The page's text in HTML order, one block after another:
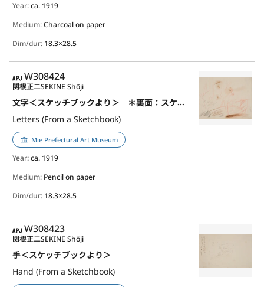
Year: ca. 1919
Medium:Charcoal on paper
Dim/dur: 18.3×28.5
APJ
W308424
文字＜スケッチブックより＞ ＊裏面：スケッチ
Letters (From a Sketchbook)
関根正二SEKINE Shōji
Mie Prefectural Art Museum
Year: ca. 1919
Medium: Pencil on paper
Dim/dur: 18.3×28.5
APJ
W308423
手＜スケッチブックより＞
Hand (From a Sketchbook)
関根正二SEKINE Shōji